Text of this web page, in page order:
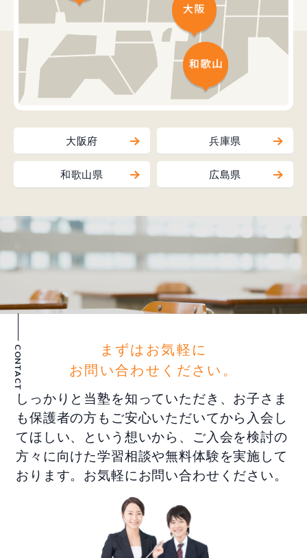
大阪府 兵庫県
和歌山県 広島県
CONTACT
まずはお気軽に
お問い合わせください。
しっかりと当塾を知っていただき、お子さま
も保護者の方もご安心いただいてから入会し
てほしい、という想いから、ご入会を検討の
方々に向けた学習相談や無料体験を実施して
おります。お気軽にお問い合わせください。